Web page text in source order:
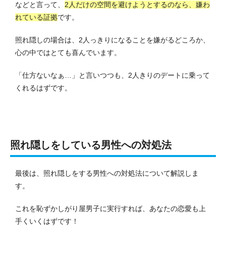
などと言って、 2人だけの空間を避けようとするのなら、嫌わ
れている証拠です。
照れ隠しの場合は、2人っきりになることを嫌がるどころか、
心の中ではとても喜んでいます。
「仕方ないなぁ…」と言いつつも、2人きりのデートに乗って
くれるはずです。
照れ隠しをしている男性への対処法
最後は、照れ隠しをする男性への対処法について解説しま
す。
これを恥ずかしがり屋男子に実行すれば、あなたの恋愛も上
手くいくはずです！